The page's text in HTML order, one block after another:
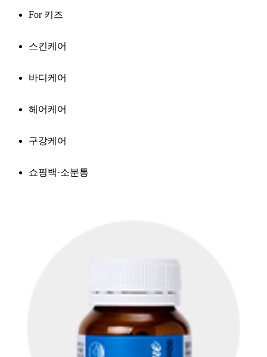
For 키즈
스킨케어
바디케어
헤어케어
구강케어
쇼핑백·소분통